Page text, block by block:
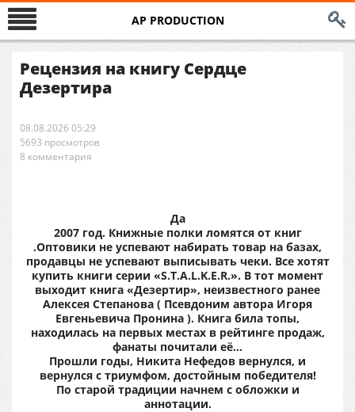
AP PRODUCTION
Рецензия на книгу Сердце
Дезертира
08.08.2026 05:29
5693 просмотров
8 комментария
Да
2007 год. Книжные полки ломятся от книг
.Оптовики не успевают набирать товар на базах,
продавцы не успевают выписывать чеки. Все хотят
купить книги серии «S.T.A.L.K.E.R.». В тот момент
выходит книга «Дезертир», неизвестного ранее
Алексея Степанова ( Псевдоним автора Игоря
Евгеньевича Пронина ). Книга била топы,
находилась на первых местах в рейтинге продаж,
фанаты почитали её…
Прошли годы, Никита Нефедов вернулся, и
вернулся с триумфом, достойным победителя!
По старой традиции начнем с обложки и
аннотации.